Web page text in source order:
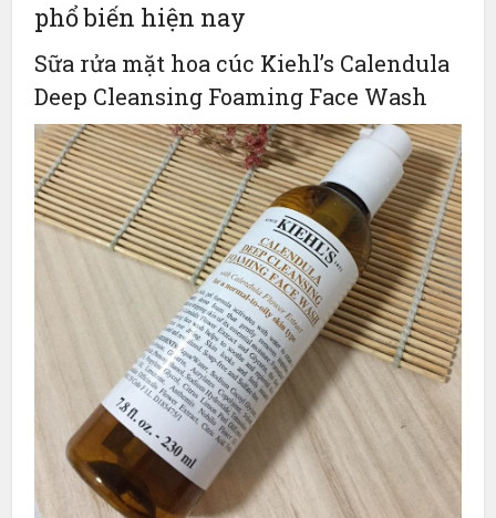
phổ biến hiện nay
Sữa rửa mặt hoa cúc Kiehl’s Calendula
Deep Cleansing Foaming Face Wash